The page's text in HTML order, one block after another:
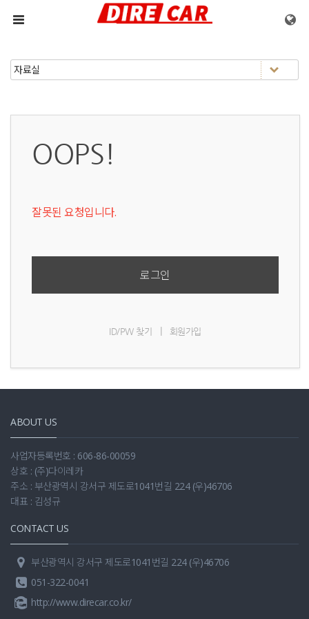
메뉴 건너뛰기
OOPS!
잘못된 요청입니다.
로그인
ID/PW 찾기 회원가입
ABOUT US
사업자등록번호 : 606-86-00059
상호 : (주)다이레카
주소 : 부산광역시 강서구 제도로1041번길 224 (우)46706
대표 : 김성규
CONTACT US
부산광역시 강서구 제도로1041번길 224 (우)46706
051-322-0041
http://www.direcar.co.kr/